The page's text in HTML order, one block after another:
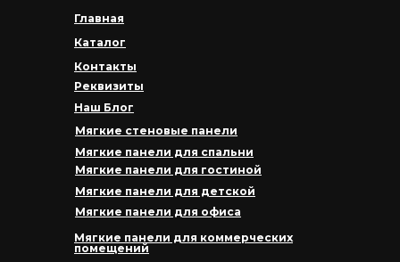
Мягкие панели для коммерческих
помещений
Мягкие стеновые панели
Мягкие панели для гостиной
Мягкие панели для детской
Мягкие панели для офиса
Мягкие панели для спальни
Главная
Каталог
Контакты
Реквизиты
Наш Блог